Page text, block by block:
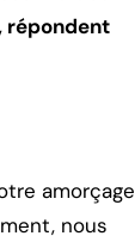
répondent
amorçage
nous